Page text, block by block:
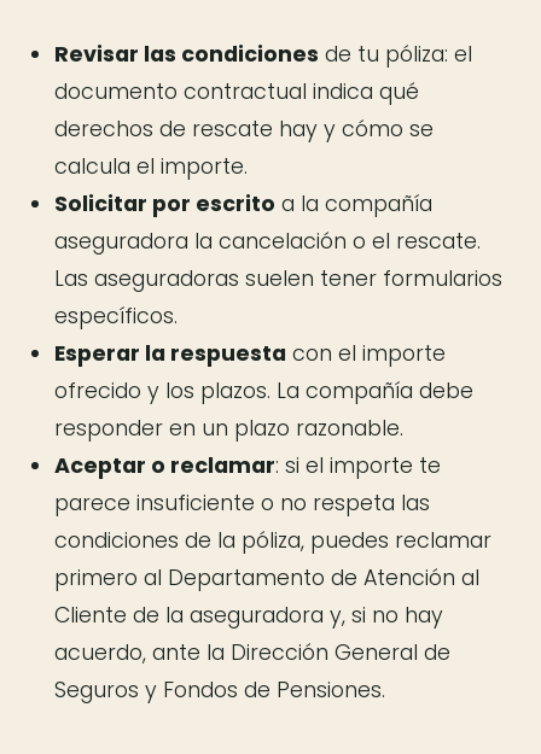
Revisar las condiciones de tu póliza: el
documento contractual indica qué
derechos de rescate hay y cómo se
calcula el importe.
Solicitar por escrito a la compañía
aseguradora la cancelación o el rescate.
Las aseguradoras suelen tener formularios
específicos.
Esperar la respuesta con el importe
ofrecido y los plazos. La compañía debe
responder en un plazo razonable.
Aceptar o reclamar: si el importe te
parece insuficiente o no respeta las
condiciones de la póliza, puedes reclamar
primero al Departamento de Atención al
Cliente de la aseguradora y, si no hay
acuerdo, ante la Dirección General de
Seguros y Fondos de Pensiones.